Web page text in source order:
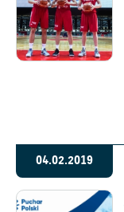
04.02.2019